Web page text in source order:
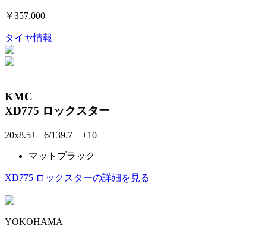
￥357,000
タイヤ情報
KMC
XD775 ロックスター
20x8.5J 6/139.7 +10
マットブラック
XD775 ロックスターの詳細を見る
YOKOHAMA